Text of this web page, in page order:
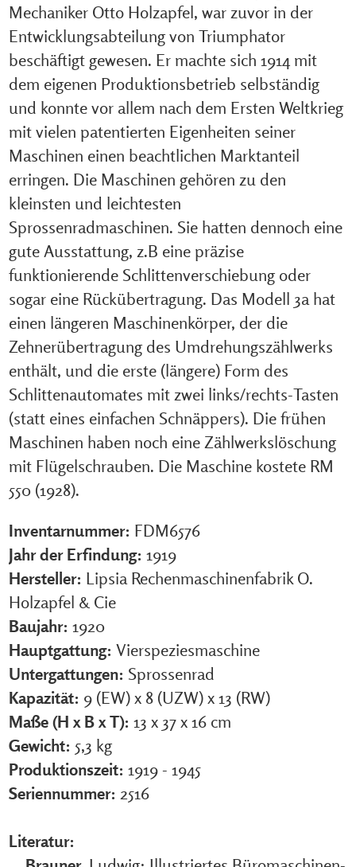
Mechaniker Otto Holzapfel, war zuvor in der
Entwicklungsabteilung von Triumphator
beschäftigt gewesen. Er machte sich 1914 mit
dem eigenen Produktionsbetrieb selbständig
und konnte vor allem nach dem Ersten Weltkrieg
mit vielen patentierten Eigenheiten seiner
Maschinen einen beachtlichen Marktanteil
erringen. Die Maschinen gehören zu den
kleinsten und leichtesten
Sprossenradmaschinen. Sie hatten dennoch eine
gute Ausstattung, z.B eine präzise
funktionierende Schlittenverschiebung oder
sogar eine Rückübertragung. Das Modell 3a hat
einen längeren Maschinenkörper, der die
Zehnerübertragung des Umdrehungszählwerks
enthält, und die erste (längere) Form des
Schlittenautomates mit zwei links/rechts-Tasten
(statt eines einfachen Schnäppers). Die frühen
Maschinen haben noch eine Zählwerkslöschung
mit Flügelschrauben. Die Maschine kostete RM
550 (1928).
Inventarnummer: FDM6576
Jahr der Erfindung: 1919
Hersteller: Lipsia Rechenmaschinenfabrik O.
Holzapfel & Cie
Baujahr: 1920
Hauptgattung: Vierspeziesmaschine
Untergattungen: Sprossenrad
Kapazität: 9 (EW) x 8 (UZW) x 13 (RW)
Maße (H x B x T): 13 x 37 x 16 cm
Gewicht: 5,3 kg
Produktionszeit: 1919 - 1945
Seriennummer: 2516
Literatur: